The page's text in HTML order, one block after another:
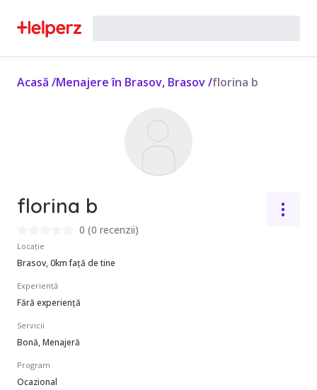
Acasă /Menajere în Brasov, Brasov/florina b
florina b
0 (0 recenzii)
Locație
Brasov, 0km față de tine
Experiență
Fără experiență
Servicii
Bonă, Menajeră
Program
Ocazional